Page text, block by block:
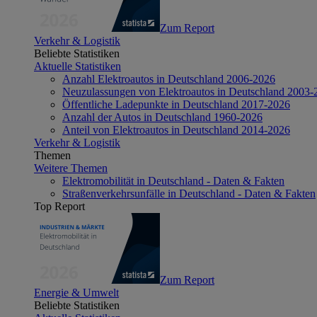
Zum Report
Verkehr & Logistik
Beliebte Statistiken
Aktuelle Statistiken
Anzahl Elektroautos in Deutschland 2006-2026
Neuzulassungen von Elektroautos in Deutschland 2003-
Öffentliche Ladepunkte in Deutschland 2017-2026
Anzahl der Autos in Deutschland 1960-2026
Anteil von Elektroautos in Deutschland 2014-2026
Verkehr & Logistik
Themen
Weitere Themen
Elektromobilität in Deutschland - Daten & Fakten
Straßenverkehrsunfälle in Deutschland - Daten & Fakten
Top Report
Zum Report
Energie & Umwelt
Beliebte Statistiken